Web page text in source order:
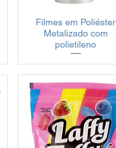
Visualização rápida
Filmes em Poliéster
Metalizado com
polietileno